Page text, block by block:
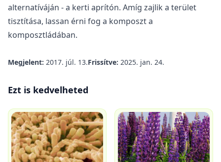
alternatíváján - a kerti aprítón. Amíg zajlik a terület
tisztítása, lassan érni fog a komposzt a
komposztládában.
Megjelent: 2017. júl. 13.Frissítve: 2025. jan. 24.
Ezt is kedvelheted